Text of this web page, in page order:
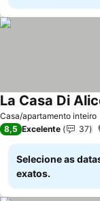
Casa/apartamento inteiro
La Casa Di
8,5 Excelente 37
Selecione as
exatos.